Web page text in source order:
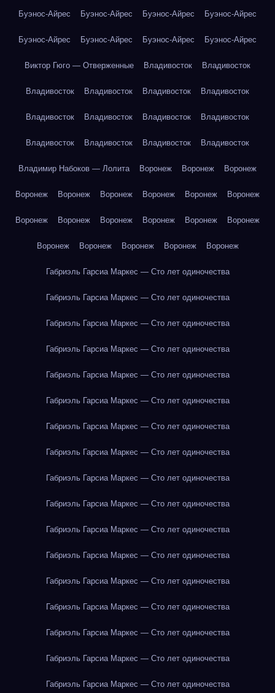
Буэнос-Айрес Буэнос-Айрес Буэнос-Айрес Буэнос-Айрес
Буэнос-Айрес Буэнос-Айрес Буэнос-Айрес Буэнос-Айрес
Виктор Гюго — Отверженные Владивосток Владивосток
Владивосток Владивосток Владивосток Владивосток
Владивосток Владивосток Владивосток Владивосток
Владивосток Владивосток Владивосток Владивосток
Владимир Набоков — Лолита Воронеж Воронеж Воронеж
Воронеж Воронеж Воронеж Воронеж Воронеж Воронеж
Воронеж Воронеж Воронеж Воронеж Воронеж Воронеж
Воронеж Воронеж Воронеж Воронеж Воронеж
Габриэль Гарсиа Маркес — Сто лет одиночества
Габриэль Гарсиа Маркес — Сто лет одиночества
Габриэль Гарсиа Маркес — Сто лет одиночества
Габриэль Гарсиа Маркес — Сто лет одиночества
Габриэль Гарсиа Маркес — Сто лет одиночества
Габриэль Гарсиа Маркес — Сто лет одиночества
Габриэль Гарсиа Маркес — Сто лет одиночества
Габриэль Гарсиа Маркес — Сто лет одиночества
Габриэль Гарсиа Маркес — Сто лет одиночества
Габриэль Гарсиа Маркес — Сто лет одиночества
Габриэль Гарсиа Маркес — Сто лет одиночества
Габриэль Гарсиа Маркес — Сто лет одиночества
Габриэль Гарсиа Маркес — Сто лет одиночества
Габриэль Гарсиа Маркес — Сто лет одиночества
Габриэль Гарсиа Маркес — Сто лет одиночества
Габриэль Гарсиа Маркес — Сто лет одиночества
Габриэль Гарсиа Маркес — Сто лет одиночества